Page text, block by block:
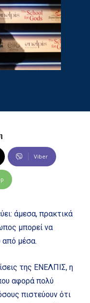
Viber
άμεσα, πρακτικά
μπορεί να
από μέσα.
της ΕΝΕΛΠΙΣ, η
αφορά πολύ
πιστεύουν ότι